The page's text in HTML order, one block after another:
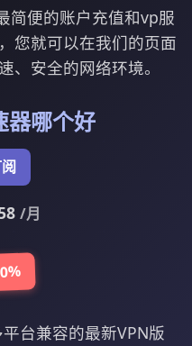
简便的账户充值和vp服
您就可以在我们的页面
、安全的网络环境。
器哪个好
/月
台兼容的最新VPN版